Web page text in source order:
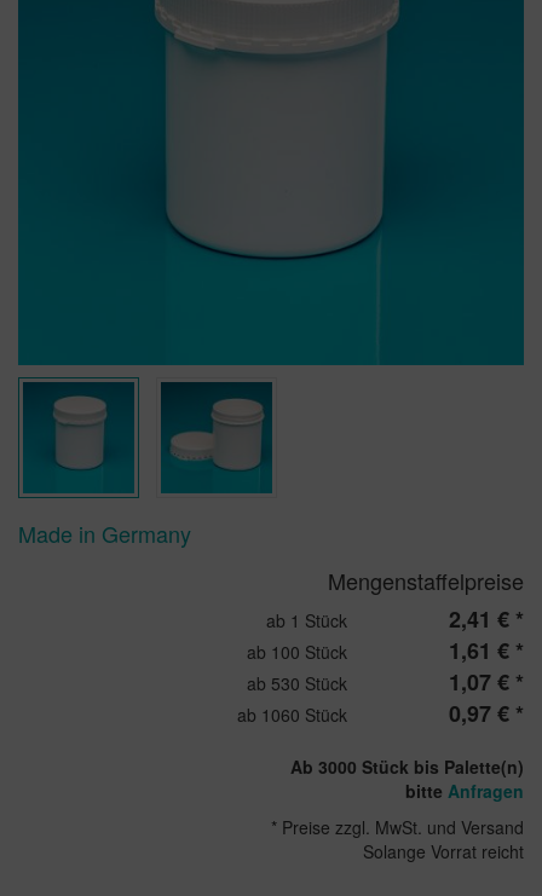
Made in Germany
Mengenstaffelpreise
ab 1 Stück 2,41 € *
ab 100 Stück 1,61 € *
ab 530 Stück 1,07 € *
ab 1060 Stück 0,97 € *
Ab 3000 Stück bis Palette(n)
bitte Anfragen
* Preise zzgl. MwSt. und Versand
Solange Vorrat reicht